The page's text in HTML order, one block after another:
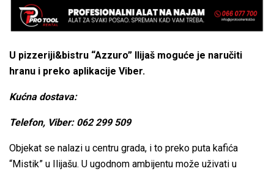
U pizzeriji&bistru “Azzuro” Ilijaš moguće je naručiti
hranu i preko aplikacije Viber.
Kućna dostava:
Telefon, Viber: 062 299 509
Objekat se nalazi u centru grada, i to preko puta kafića
“Mistik” u Ilijašu. U ugodnom ambijentu može uživati u